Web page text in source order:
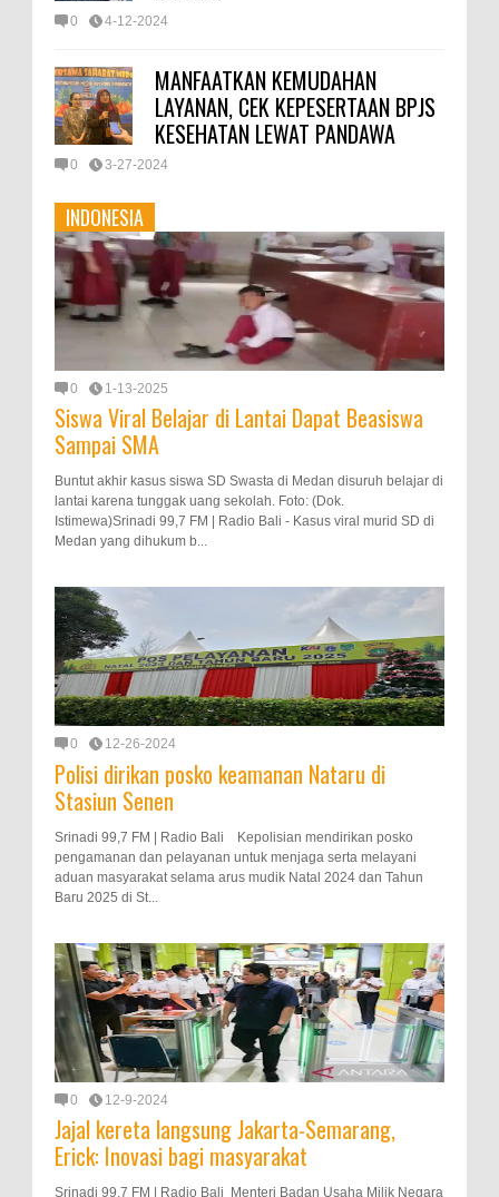
0 4-12-2024
MANFAATKAN KEMUDAHAN
LAYANAN, CEK KEPESERTAAN BPJS
KESEHATAN LEWAT PANDAWA
0 3-27-2024
INDONESIA
0 1-13-2025
Siswa Viral Belajar di Lantai Dapat Beasiswa
Sampai SMA
Buntut akhir kasus siswa SD Swasta di Medan disuruh belajar di
lantai karena tunggak uang sekolah. Foto: (Dok.
Istimewa)Srinadi 99,7 FM | Radio Bali - Kasus viral murid SD di
Medan yang dihukum b...
0 12-26-2024
Polisi dirikan posko keamanan Nataru di
Stasiun Senen
Srinadi 99,7 FM | Radio Bali Kepolisian mendirikan posko
pengamanan dan pelayanan untuk menjaga serta melayani
aduan masyarakat selama arus mudik Natal 2024 dan Tahun
Baru 2025 di St...
0 12-9-2024
Jajal kereta langsung Jakarta-Semarang,
Erick: Inovasi bagi masyarakat
Srinadi 99,7 FM | Radio Bali Menteri Badan Usaha Milik Negara